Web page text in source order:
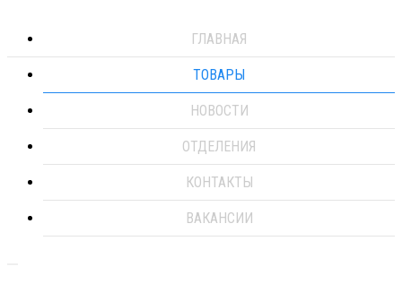
ГЛАВНАЯ
ТОВАРЫ
НОВОСТИ
ОТДЕЛЕНИЯ
КОНТАКТЫ
ВАКАНСИИ